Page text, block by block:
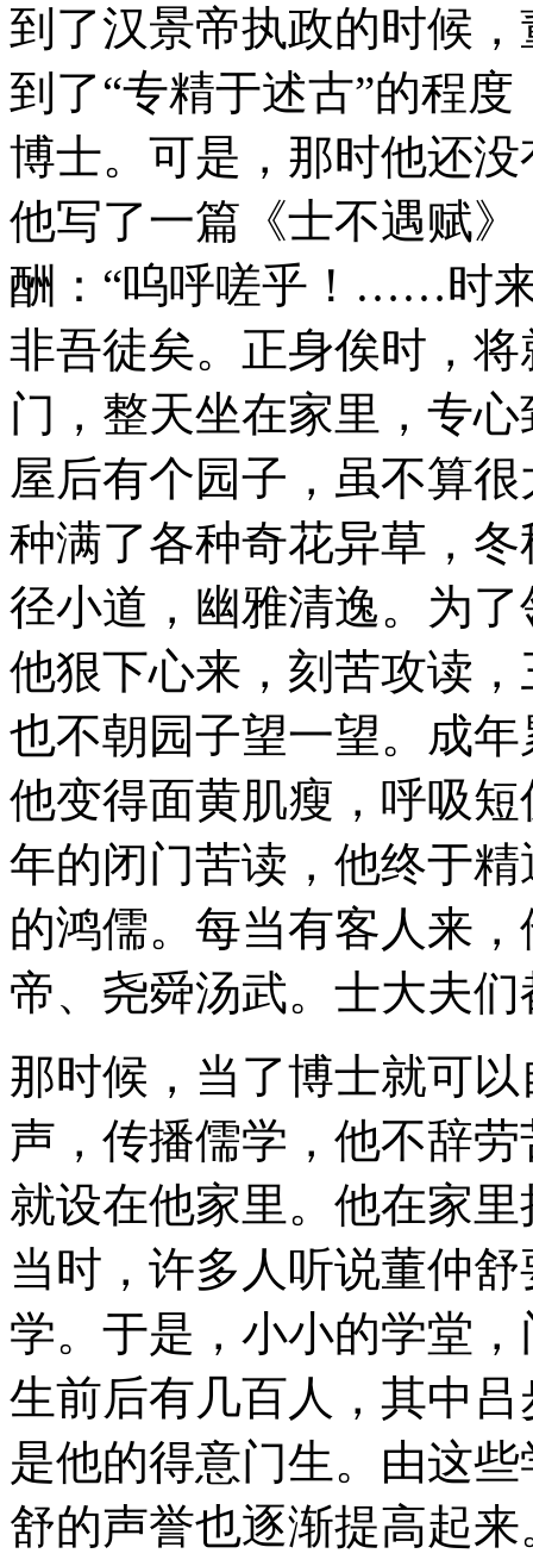
到了汉景帝执政的时候
到了“专精于述古”的程
博士。可是，那时他还
他写了一篇《士不遇赋
酬：“呜呼嗟乎！……时
非吾徒矣。正身俟时，
门，整天坐在家里，专
屋后有个园子，虽不算
种满了各种奇花异草，
径小道，幽雅清逸。为
他狠下心来，刻苦攻读
也不朝园子望一望。成
他变得面黄肌瘦，呼吸
年的闭门苦读，他终于
的鸿儒。每当有客人来
帝、尧舜汤武。士大夫
那时候，当了博士就可
声，传播儒学，他不辞
就设在他家里。他在家
当时，许多人听说董仲
学。于是，小小的学堂
生前后有几百人，其中
是他的得意门生。由这
舒的声誉也逐渐提高起来